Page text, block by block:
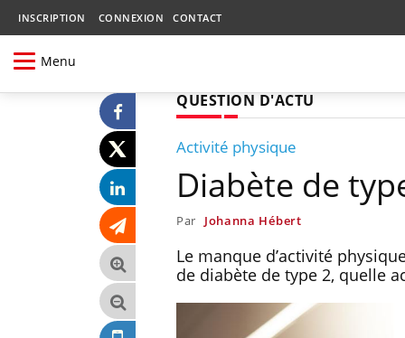
INSCRIPTION CONNEXION CONTACT
Menu
QUESTION D'ACTU
Activité physique
Diabète de
Par Johanna Hébert
Le manque d’activité
de diabète de type 2, quelle